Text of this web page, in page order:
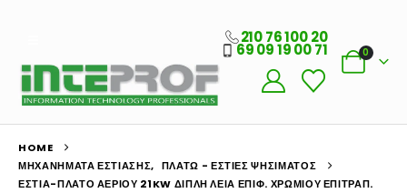
210 76 100 20
69 09 19 00 71 0
HOME
ΜΗΧΑΝΉΜΑΤΑ ΕΣΤΊΑΣΗΣ, ΠΛΑΤΏ - ΕΣΤΊΕΣ ΨΗΣΊΜΑΤΟΣ
ΕΣΤΊΑ-ΠΛΑΤΌ ΑΕΡΊΟΥ 21KW ΔΙΠΛΉ ΛΕΊΑ ΕΠΙΦ. ΧΡΩΜΊΟΥ ΕΠΙΤΡΑΠ.